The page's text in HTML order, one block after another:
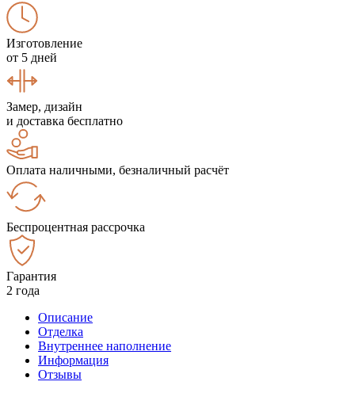
Изготовление
от 5 дней
Замер, дизайн
и доставка бесплатно
Оплата наличными, безналичный расчёт
Беспроцентная рассрочка
Гарантия
2 года
Описание
Отделка
Внутреннее наполнение
Информация
Отзывы